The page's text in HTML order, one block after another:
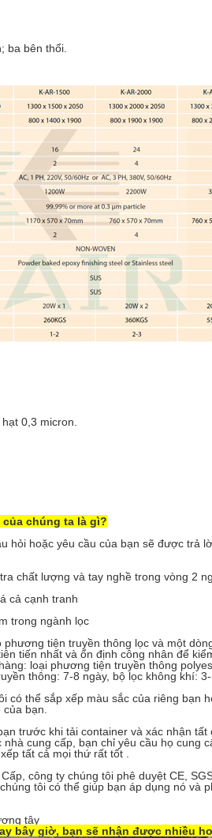
ba bên thổi.
0,3 micron.
của chúng ta là gì?
hỏi hoặc yêu cầu của bạn sẽ được trả
chất lượng và tay nghề trong vòng 2
cả cạnh tranh
trong ngành lọc
tiện truyền thông lọc và một
tiến nhất và ổn định công nhân để
loại phương tiện truyền thông
thông: 7-8 ngày, bộ lọc không khí:
có thể sắp xếp màu sắc của riêng bạn
bạn.
trước khi tải container và xác nhận
cung cấp, bạn chỉ yêu cầu họ cung
tất cả mọi thứ rất tốt .
công ty chúng tôi phê duyệt CE,
tôi có thể giúp bạn áp dụng nó và
tây
bây giờ, bạn sẽ nhận được nhiều